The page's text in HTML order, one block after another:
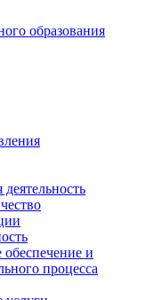
обеспечение и
процесса